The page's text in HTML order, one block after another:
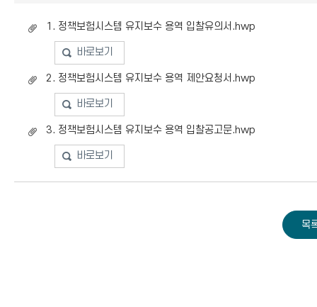
1. 정책보험시스템 유지보수 용역 입찰유의서.hwp
바로보기
2. 정책보험시스템 유지보수 용역 제안요청서.hwp
바로보기
3. 정책보험시스템 유지보수 용역 입찰공고문.hwp
바로보기